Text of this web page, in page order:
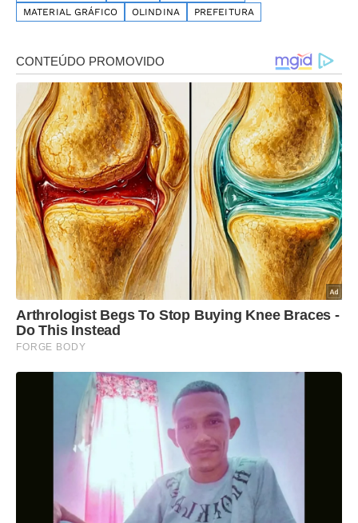
MATERIAL GRÁFICO
OLINDINA PREFEITURA